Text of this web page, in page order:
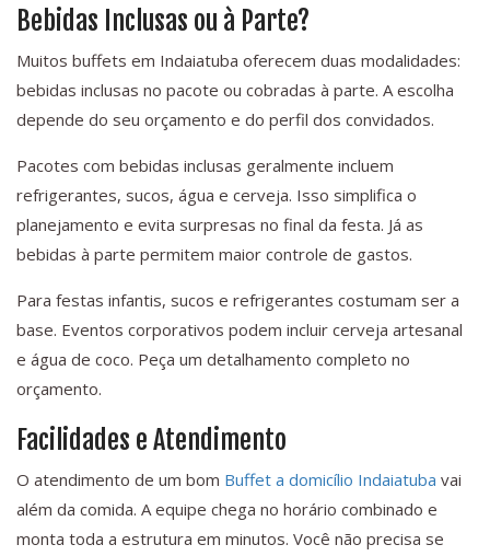
Bebidas Inclusas ou à Parte?
Muitos buffets em Indaiatuba oferecem duas modalidades:
bebidas inclusas no pacote ou cobradas à parte. A escolha
depende do seu orçamento e do perfil dos convidados.
Pacotes com bebidas inclusas geralmente incluem
refrigerantes, sucos, água e cerveja. Isso simplifica o
planejamento e evita surpresas no final da festa. Já as
bebidas à parte permitem maior controle de gastos.
Para festas infantis, sucos e refrigerantes costumam ser a
base. Eventos corporativos podem incluir cerveja artesanal
e água de coco. Peça um detalhamento completo no
orçamento.
Facilidades e Atendimento
O atendimento de um bom Buffet a domicílio Indaiatuba vai
além da comida. A equipe chega no horário combinado e
monta toda a estrutura em minutos. Você não precisa se